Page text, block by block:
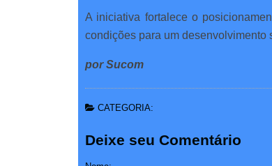
A iniciativa fortalece o
condições para um desenvolvimento
por Sucom
CATEGORIA:
Deixe seu Comentário